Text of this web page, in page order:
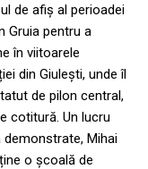
de afiș al perioadei
Gruia pentru a
în viitoarele
din Giulești, unde îl
de pilon central,
cotitură. Un lucru
Mihai
o școală de